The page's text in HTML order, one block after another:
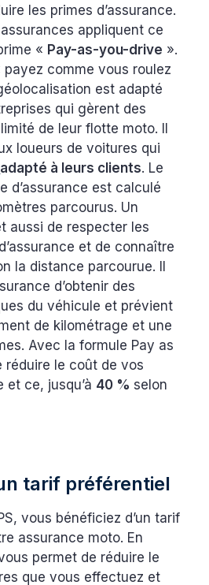
les primes d’assurance.
appliquent ce
« Pay-as-you-drive ».
comme vous roulez
est adapté
qui gèrent des
de leur flotte moto. Il
loueurs de voitures qui
adapté à leurs clients. Le
d’assurance est calculé
parcourus. Un
aussi de respecter les
et de connaître
la distance parcourue. Il
d’obtenir des
du véhicule et prévient
de kilométrage et une
Avec la formule Pay as
réduire le coût de vos
et ce, jusqu’à 40 %selon
tarif préférentiel
vous bénéficiez d’un tarif
assurance moto. En
permet de réduire le
que vous effectuez et